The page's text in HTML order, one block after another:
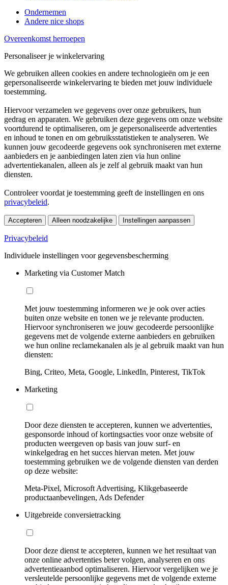
Ondernemen
Andere nice shops
Overeenkomst herroepen
Personaliseer je winkelervaring
We gebruiken alleen cookies en andere technologieën om je een
gepersonaliseerde winkelervaring te bieden met jouw individuele
toestemming.
Hiervoor verzamelen we gegevens over onze gebruikers, hun
gedrag en apparaten. We gebruiken deze gegevens om onze website
voortdurend te optimaliseren, om je gepersonaliseerde advertenties
en inhoud te tonen en om gebruiksstatistieken te analyseren. We
kunnen jouw gecodeerde gegevens ook synchroniseren met externe
aanbieders en je aanbiedingen laten zien via hun online
advertentiekanalen, alleen als je zelf al gebruik maakt van hun
diensten.
Controleer voordat je toestemming geeft de instellingen en ons
privacybeleid.
Accepteren Alleen noodzakelijke Instellingen aanpassen
Privacybeleid
Individuele instellingen voor gegevensbescherming
Marketing via Customer Match
Met jouw toestemming informeren we je ook over acties
buiten onze website en tonen we je relevante producten.
Hiervoor synchroniseren we jouw gecodeerde persoonlijke
gegevens met de volgende externe aanbieders en gebruiken
we hun online reclamekanalen als je al gebruik maakt van hun
diensten:
Bing, Criteo, Meta, Google, LinkedIn, Pinterest, TikTok
Marketing
Door deze diensten te accepteren, kunnen we advertenties,
gesponsorde inhoud of kortingsacties voor onze website of
producten weergeven op basis van jouw surf- en
winkelgedrag en het succes hiervan meten. Met jouw
toestemming gebruiken we de volgende diensten van derden
op deze website:
Meta-Pixel, Microsoft Advertising, Klikgebaseerde
productaanbevelingen, Ads Defender
Uitgebreide conversietracking
Door deze dienst te accepteren, kunnen we het resultaat van
onze online advertenties beter volgen, analyseren en ons
advertentieaanbod optimaliseren. Hiervoor vergelijken we je
versleutelde persoonlijke gegevens met de volgende externe